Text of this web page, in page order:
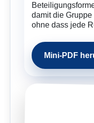
damit die
ohne dass jede
Mini-PDF